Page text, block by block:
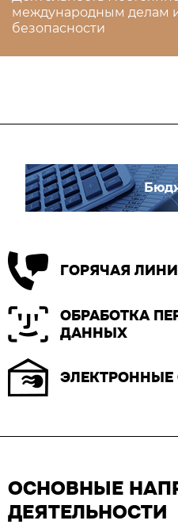
международным делам
безопасности
ГОРЯЧАЯ
ОБРАБОТКА
ДАННЫХ
ОСНОВНЫЕ
ДЕЯТЕЛЬНОСТИ